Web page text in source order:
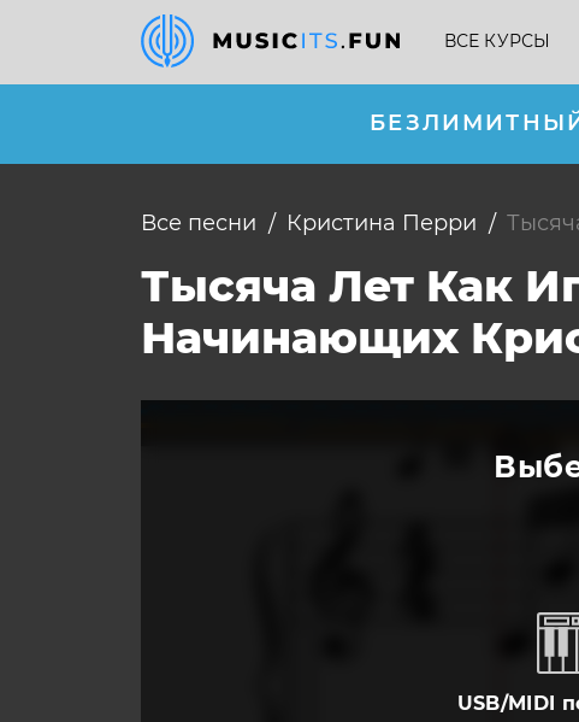
ВСЕ КУРСЫ
Все песни Кристина Перри
Тысяча Лет Как
Начинающих
USB/MIDI